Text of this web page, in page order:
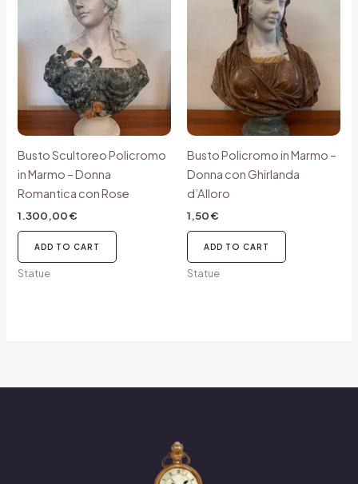
Busto Scultoreo Policromo
in Marmo – Donna
Romantica con Rose
1.300,00€
ADD TO CART
Statue
Busto Policromo in Marmo –
Donna con Ghirlanda
d’Alloro
1,50€
ADD TO CART
Statue